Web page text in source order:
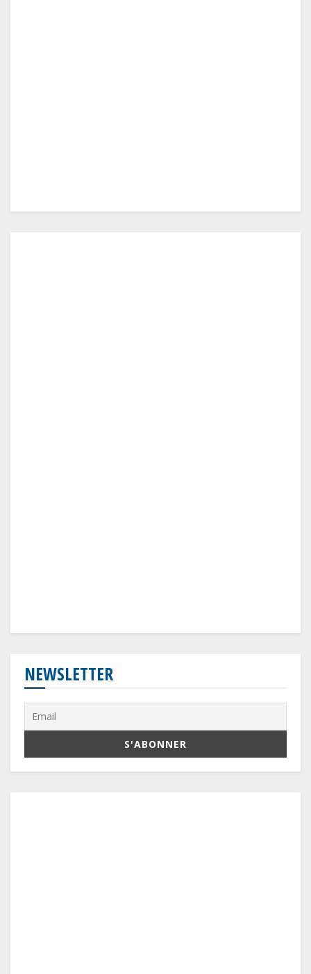
NEWSLETTER